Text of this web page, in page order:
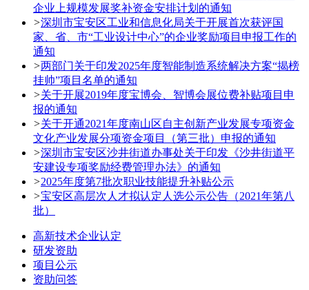
企业上规模发展奖补资金安排计划的通知
>深圳市宝安区工业和信息化局关于开展首次获评国
家、省、市“工业设计中心”的企业奖励项目申报工作的
通知
>两部门关于印发2025年度智能制造系统解决方案“揭榜
挂帅”项目名单的通知
>关于开展2019年度宝博会、智博会展位费补贴项目申
报的通知
>关于开通2021年度南山区自主创新产业发展专项资金
文化产业发展分项资金项目（第三批）申报的通知
>深圳市宝安区沙井街道办事处关于印发《沙井街道平
安建设专项奖励经费管理办法》的通知
>2025年度第7批次职业技能提升补贴公示
>宝安区高层次人才拟认定人选公示公告（2021年第八
批）
高新技术企业认定
研发资助
项目公示
资助问答